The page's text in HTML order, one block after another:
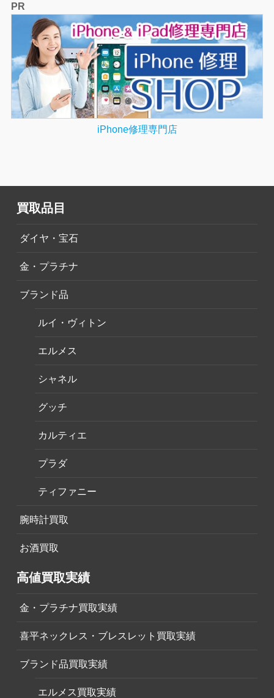
PR
iPhone修理専門店
買取品目
ダイヤ・宝石
金・プラチナ
ブランド品
ルイ・ヴィトン
エルメス
シャネル
グッチ
カルティエ
プラダ
ティファニー
腕時計買取
お酒買取
高値買取実績
金・プラチナ買取実績
喜平ネックレス・ブレスレット買取実績
ブランド品買取実績
エルメス買取実績